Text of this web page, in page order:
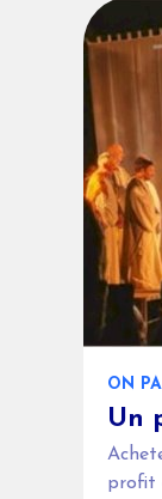
ON
Un
profit